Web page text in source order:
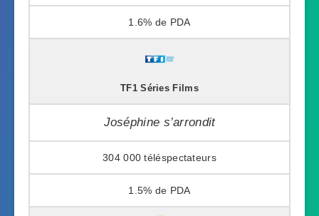
1.6%
TF1 Séries Films
Joséphine s’arrondit
304 000
1.5%